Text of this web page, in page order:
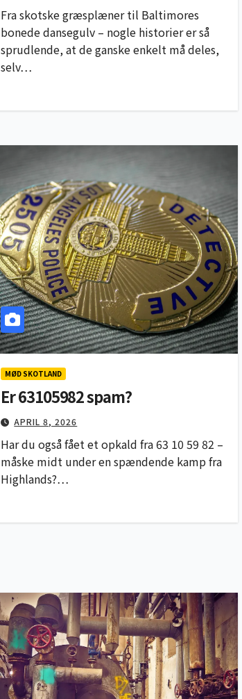
Fra skotske græsplæner til Baltimores
bonede dansegulv – nogle historier er så
sprudlende, at de ganske enkelt må deles,
selv…
MØD SKOTLAND
Er 63105982 spam?
APRIL 8, 2026
Har du også fået et opkald fra 63 10 59 82 –
måske midt under en spændende kamp fra
Highlands?…